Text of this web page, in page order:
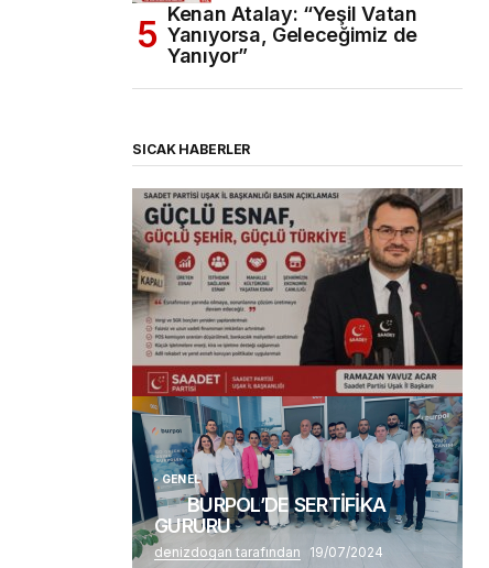
Kenan Atalay: “Yeşil Vatan
Yanıyorsa, Geleceğimiz de
Yanıyor”
SICAK HABERLER
(başlıksız)
Alaattin Karahan tarafından 14/07/2026
GENEL
BURPOL’DE SERTİFİKA
GURURU
denizdogan tarafından 19/07/2024